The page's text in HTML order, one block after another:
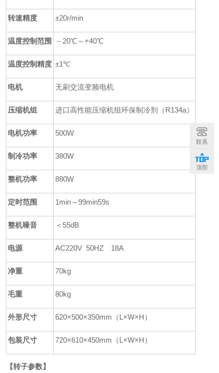
转速精度 ±20r/min
温度控制范围 －20℃～+40℃
温度控制精度 ±1℃
电机 无刷交流变频电机
压缩机组 进口高性能压缩机组环保制冷剂（R134a）
电机功率 500W
制冷功率 380W
整机功率 880W
定时范围 1min～99min59s
整机噪音 ＜55dB
电源 AC220V 50HZ 18A
净重 70kg
毛重 80kg
外形尺寸 620×500×350mm（L×W×H）
包装尺寸 720×610×450mm （L ×W×H）
【转子参数】
联系
顶部